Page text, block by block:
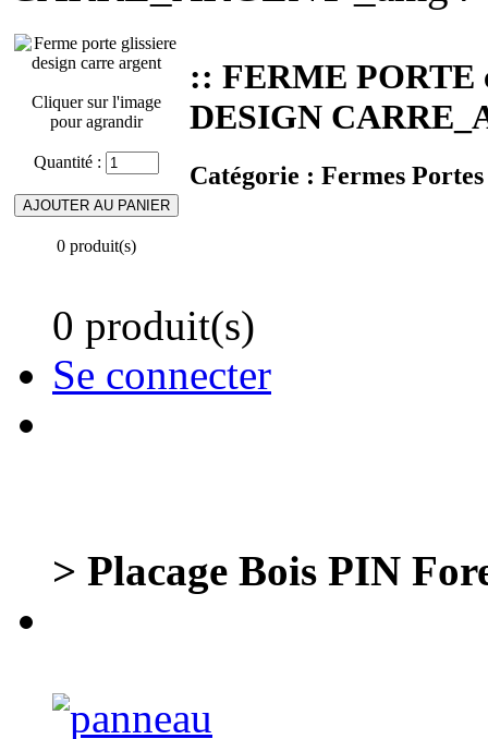
Cliquer sur l'image
pour agrandir
Quantité :
0 produit(s)
:: FERME PORTE
DESIGN
Catégorie : Fermes Portes
0 produit(s)
Se connecter
> Placage Bois PIN